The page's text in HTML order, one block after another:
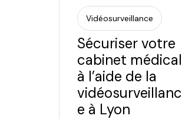
Vidéosurveillance
Sécuriser votre
cabinet médical
à l’aide de la
vidéosurveillanc
e à Lyon